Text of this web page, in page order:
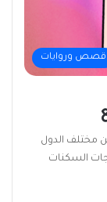
قصص وروايات
مختلف الدول
السكنات